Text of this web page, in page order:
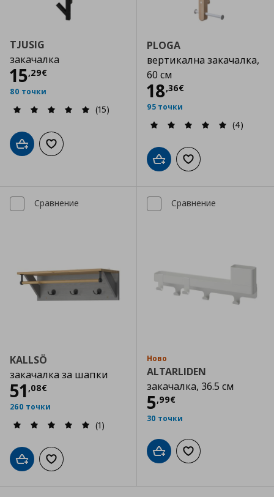
TJUSIG
закачалка
15,29€
Цена
80 точки
(15)
Добави в кошницата
Добави към списъка с любими
PLOGA
вертикална закачалка,
60 см
18,36€
Цена
95 точки
(4)
Добави в кошницата
Добави към
Сравнение
KALLSÖ
закачалка за шапки
51 ,08€
Цена
260 точки
(1)
Добави в кошницата
Добави към списъка с любими
Сравнение
Ново
ALTARLIDEN
закачалка, 36.5 см
5,99€
Цена
30 точки
Добави в кошницата
Добави към